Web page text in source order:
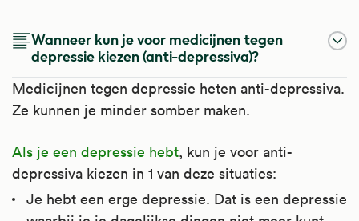
Wanneer kun je voor medicijnen tegen
depressie kiezen (anti-depressiva)?
Medicijnen tegen depressie heten anti-depressiva.
Ze kunnen je minder somber maken.
Als je een depressie hebt, kun je voor anti-
depressiva kiezen in 1 van deze situaties:
Je hebt een erge depressie. Dat is een depressie